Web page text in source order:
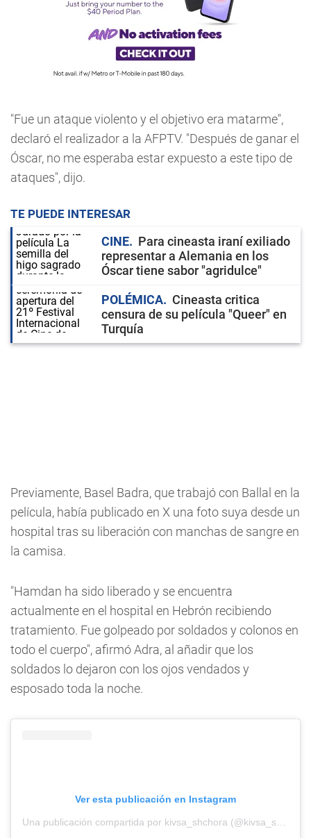
"Fue un ataque violento y el objetivo era matarme",
declaró el realizador a la AFPTV. "Después de ganar el
Óscar, no me esperaba estar expuesto a este tipo de
ataques", dijo.
TE PUEDE INTERESAR
CINE
Para cineasta iraní exiliado
representar a Alemania en los
Óscar tiene sabor "agridulce"
POLÉMICA
Cineasta critica
censura de su película "Queer" en
Turquía
Previamente, Basel Badra, que trabajó con Ballal en la
película, había publicado en X una foto suya desde un
hospital tras su liberación con manchas de sangre en
la camisa.
"Hamdan ha sido liberado y se encuentra
actualmente en el hospital en Hebrón recibiendo
tratamiento. Fue golpeado por soldados y colonos en
todo el cuerpo", afirmó Adra, al añadir que los
soldados lo dejaron con los ojos vendados y
esposado toda la noche.
Ver esta publicación en Instagram